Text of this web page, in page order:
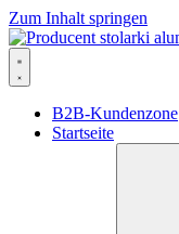
Zum Inhalt springen
B2B-Kundenzone
Startseite